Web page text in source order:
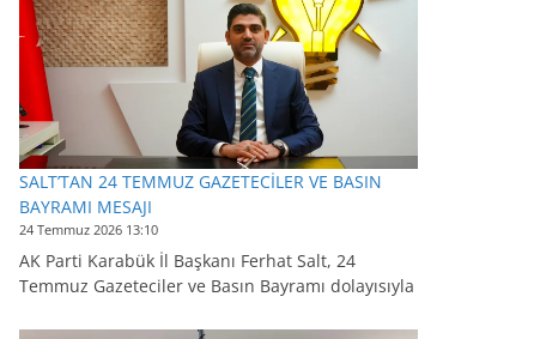
SALT’TAN 24 TEMMUZ GAZETECİLER VE BASIN
BAYRAMI MESAJI
24 Temmuz 2026 13:10
AK Parti Karabük İl Başkanı Ferhat Salt, 24
Temmuz Gazeteciler ve Basın Bayramı dolayısıyla